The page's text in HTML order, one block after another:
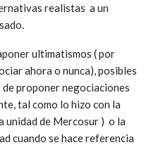
realistas a un
ultimatismos ( por
ahora o nunca), posibles
proponer negociaciones
tal como lo hizo con la
unidad de Mercosur ) o la
cuando se hace referencia